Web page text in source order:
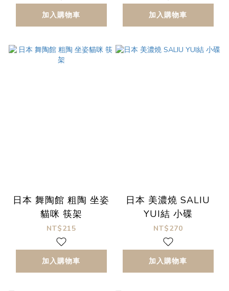
加入購物車 加入購物車
日本 舞陶館 粗陶 坐姿
貓咪 筷架
NT$215
加入購物車
日本 美濃燒 SALIU
YUI結 小碟
NT$270
加入購物車